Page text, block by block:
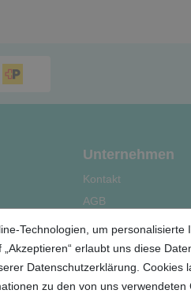
Technologien, um personalisierte
erlaubt uns diese
Datenschutzerklärung. Cookies
zu den von uns verwendeten
Unternehmen
Kontakt
AGB
Impressum